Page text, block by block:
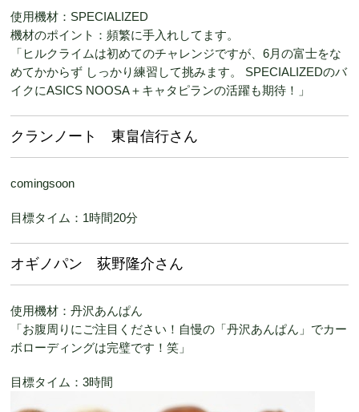
使用機材：SPECIALIZED
機材のポイント：頻繁に手入れしてます。
「ヒルクライムは初めてのチャレンジですが、6月の富士をな
めてかからず しっかり練習して挑みます。 SPECIALIZEDのバ
イクにASICS NOOSA＋キャタピランの活躍も期待！」
クランノート 東畠信行さん
comingsoon
目標タイム：1時間20分
オギノパン 荻野隆介さん
使用機材：丹沢あんぱん
「お腹周りにご注目ください！自慢の「丹沢あんぱん」でカー
ボローディングは完璧です！笑」
目標タイム：3時間